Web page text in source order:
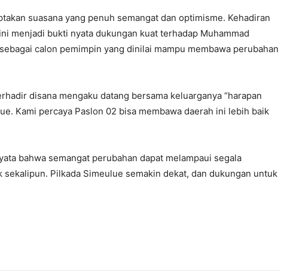
suasana yang penuh semangat dan optimisme. Kehadiran
menjadi bukti nyata dukungan kuat terhadap Muhammad
calon pemimpin yang dinilai mampu membawa perubahan
disana mengaku datang bersama keluarganya “harapan
Kami percaya Paslon 02 bisa membawa daerah ini lebih baik
bahwa semangat perubahan dapat melampaui segala
Pilkada Simeulue semakin dekat, dan dukungan untuk